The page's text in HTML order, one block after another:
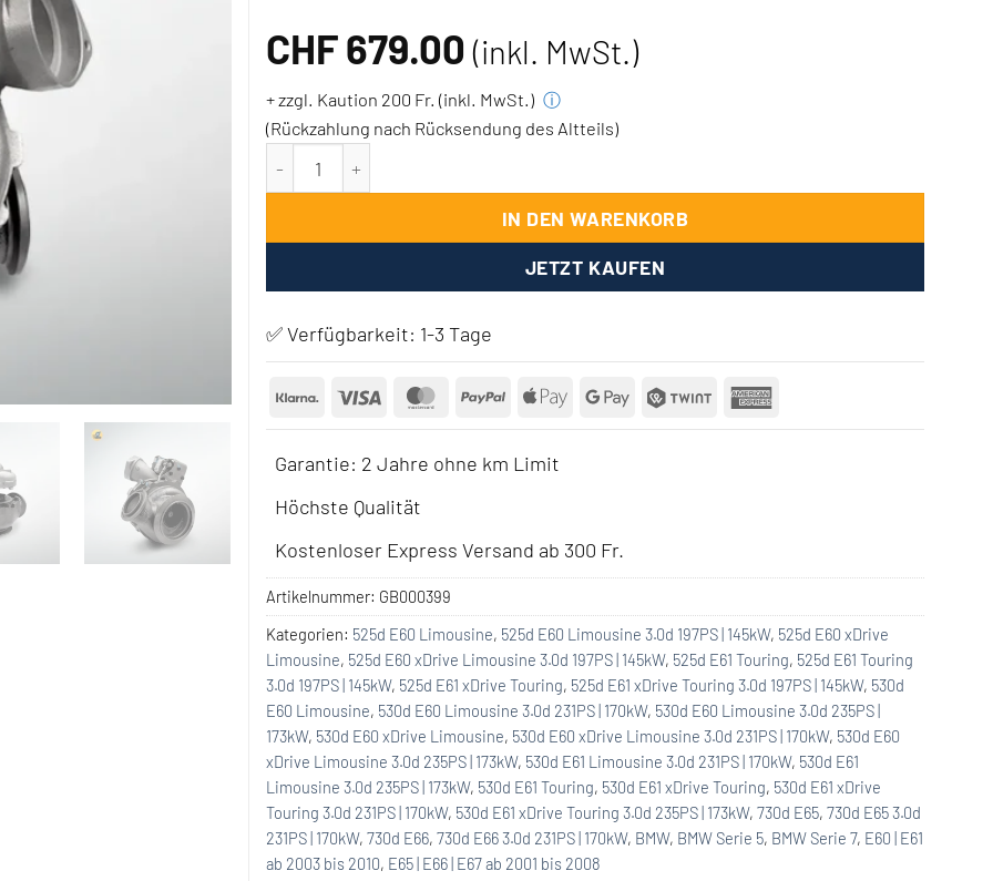
CHF679.00 (inkl. MwSt.)
+ zzgl. Kaution 200 Fr. (inkl. MwSt.) ⓘ
(Rückzahlung nach Rücksendung des Altteils)
IN DEN WARENKORB
JETZT KAUFEN
✅ Verfügbarkeit: 1-3 Tage
Klarna Visa MasterCard
PayPalApple
Pay
Google
Pay
Twint American
Express
Garantie: 2 Jahre ohne km Limit
Höchste Qualität
Kostenloser Express Versand ab 300 Fr.
Artikelnummer: GB000399
Kategorien: 525d E60 Limousine, 525d E60 Limousine 3.0d 197PS | 145kW, 525d E60 xDrive
Limousine, 525d E60 xDrive Limousine 3.0d 197PS | 145kW, 525d E61 Touring, 525d E61 Touring
3.0d 197PS | 145kW, 525d E61 xDrive Touring, 525d E61 xDrive Touring 3.0d 197PS | 145kW, 530d
E60 Limousine, 530d E60 Limousine 3.0d 231PS | 170kW, 530d E60 Limousine 3.0d 235PS |
173kW, 530d E60 xDrive Limousine, 530d E60 xDrive Limousine 3.0d 231PS | 170kW, 530d E60
xDrive Limousine 3.0d 235PS | 173kW, 530d E61 Limousine 3.0d 231PS | 170kW, 530d E61
Limousine 3.0d 235PS | 173kW, 530d E61 Touring, 530d E61 xDrive Touring, 530d E61 xDrive
Touring 3.0d 231PS | 170kW, 530d E61 xDrive Touring 3.0d 235PS | 173kW, 730d E65, 730d E65 3.0d
231PS | 170kW, 730d E66, 730d E66 3.0d 231PS | 170kW, BMW, BMW Serie 5, BMW Serie 7, E60 | E61
ab 2003 bis 2010, E65 | E66 | E67 ab 2001 bis 2008